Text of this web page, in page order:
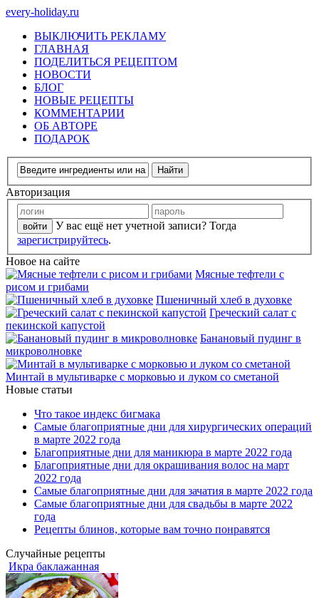
every-holiday.ru
ВЫКЛЮЧИТЬ РЕКЛАМУ
ГЛАВНАЯ
ПОДЕЛИТЬСЯ РЕЦЕПТОМ
НОВОСТИ
БЛОГ
НОВЫЕ РЕЦЕПТЫ
КОММЕНТАРИИ
ОБ АВТОРЕ
ПОДАРОК
Авторизация
У вас ещё нет учетной записи? Тогда
зарегистрируйтесь.
Новое на сайте
Мясные тефтели с
рисом и грибами
Пшеничный хлеб в духовке
Греческий салат с
пекинской капустой
Банановый пудинг в
микроволновке
Минтай в мультиварке с морковью и луком со сметаной
Новые статьи
Что такое индекс бигмака
Самые благоприятные дни для хирургических операций
в марте 2022 года
Благоприятные дни для маникюра в марте 2022 года
Благоприятные дни для окрашивания волос на март
2022 года
Самые благоприятные дни для зачатия в марте 2022 года
Самые благоприятные дни для свадьбы в марте 2022
года
Рецепты блинов, которые вам точно понравятся
Случайные рецепты
Икра баклажанная